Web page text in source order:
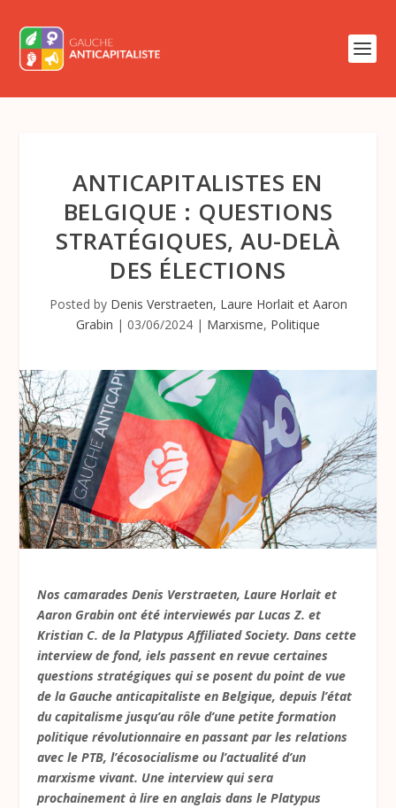
ANTICAPITALISTES EN
BELGIQUE : QUESTIONS
STRATÉGIQUES, AU-DELÀ
DES ÉLECTIONS
Posted by Denis Verstraeten, Laure Horlait et Aaron
Grabin | 03/06/2024 | Marxisme, Politique
Nos camarades Denis Verstraeten, Laure Horlait et
Aaron Grabin ont été interviewés par Lucas Z. et
Kristian C. de la Platypus Affiliated Society. Dans cette
interview de fond, iels passent en revue certaines
questions stratégiques qui se posent du point de vue
de la Gauche anticapitaliste en Belgique, depuis l’état
du capitalisme jusqu’au rôle d’une petite formation
politique révolutionnaire en passant par les relations
avec le PTB, l’écosocialisme ou l’actualité d’un
marxisme vivant. Une interview qui sera
prochainement à lire en anglais dans le Platypus